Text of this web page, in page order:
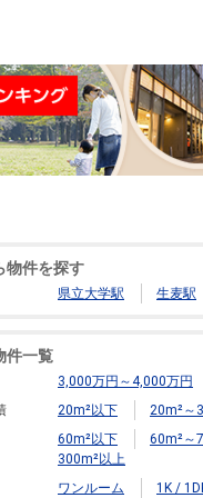
物件を探す
県立大学駅 生麦駅
件一覧
3,000万円～4,000万円
20m²以下
20m²～
60m²以下
60m²～
300m²以上
ワンルーム 1K /